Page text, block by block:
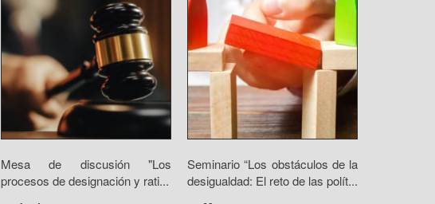
Mesa de discusión "Los
procesos de designación y rati...
Seminario “Los obstáculos de la
desigualdad: El reto de las polít...